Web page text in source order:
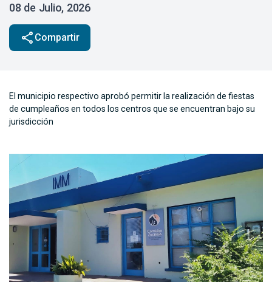
08 de Julio, 2026
share Compartir
El municipio respectivo aprobó permitir la realización de fiestas
de cumpleaños en todos los centros que se encuentran bajo su
jurisdicción